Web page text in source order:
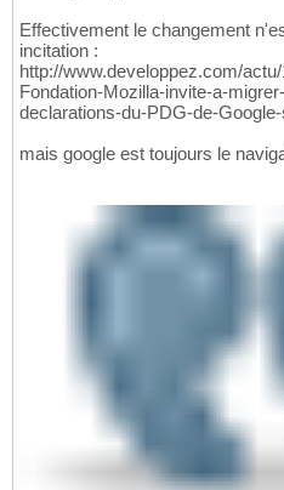
Effectivement le changement
incitation :
http://www.developpez.com/
Fondation-Mozilla-invite-a-
declarations-du-PDG-de-
mais google est toujours le